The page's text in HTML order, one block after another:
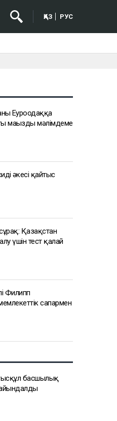
ҚАЗ РУС
Еуроодаққа
маңызды мәлімдеме
әкесі қайтыс
Қазақстан
үшін тест қалай
Филипп
сапармен
басшылық